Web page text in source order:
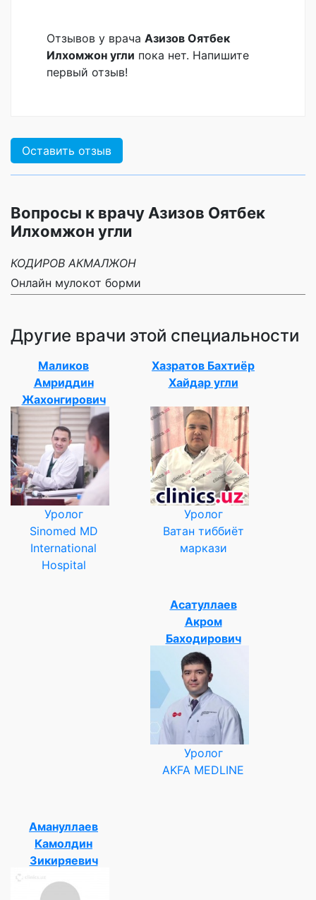
Отзывов у врача Азизов Оятбек
Илхомжон угли пока нет. Напишите
первый отзыв!
Оставить отзыв
Вопросы к врачу Азизов Оятбек
Илхомжон угли
КОДИРОВ АКМАЛЖОН
Онлайн мулокот борми
Другие врачи этой специальности
Маликов
Амриддин
Жахонгирович
Уролог
Sinomed MD
International
Hospital
Хазратов Бахтиёр
Хайдар угли
Уролог
Ватан тиббиёт
маркази
Асатуллаев
Акром
Баходирович
Уролог
AKFA MEDLINE
Амануллаев
Камолдин
Зикиряевич